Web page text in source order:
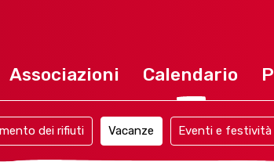
Associazioni Calendario
dei rifiuti Vacanze Eventi e festività